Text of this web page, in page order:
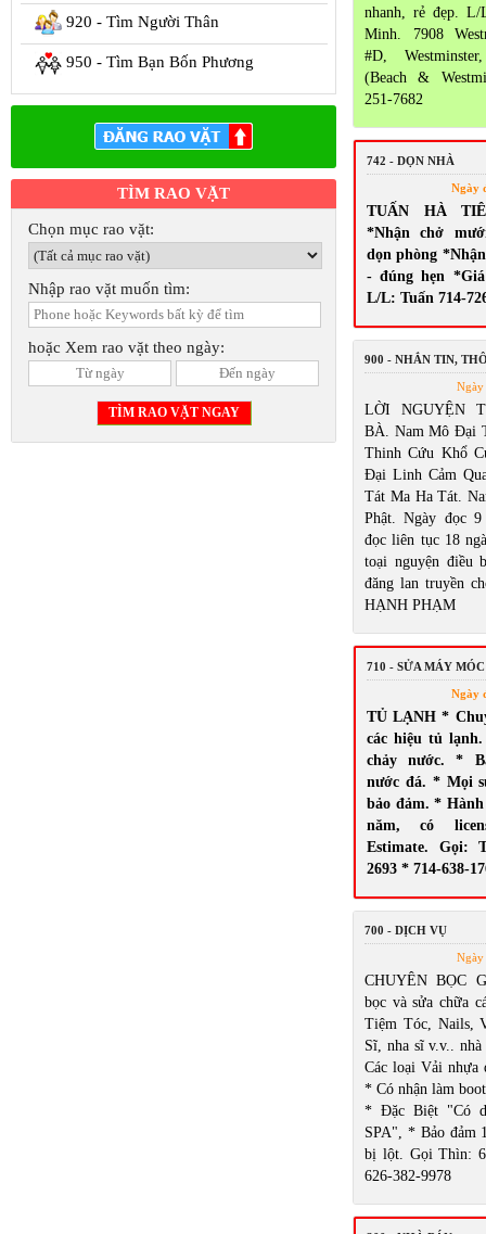
920 - Tìm Người Thân
950 - Tìm Bạn Bốn Phương
TÌM RAO VẶT
Chọn mục rao vặt:
Nhập rao vặt muốn tìm:
hoặc Xem rao vặt theo ngày:
nhanh, rẻ đẹp.
Minh. 7908
#D,
(Beach &
251-7682
742 - DỌN NHÀ
Ngày
TUẤN HÀ
*Nhận chở
dọn phòng
- đúng hẹn
L/L: Tuấn 714-
900 - NHẮN TIN,
Ngày
LỜI NGUYỆN
BÀ. Nam Mô Đại
Thinh Cứu Khổ
Đại Linh Cảm
Tát Ma Ha Tát.
Phật. Ngày đọc
đọc liên tục 18
toại nguyện điều
đăng lan truyền
HẠNH PHẠM
710 - SỬA MÁY MÓC
Ngày
TỦ LẠNH *
các hiệu tủ
chảy nước. *
nước đá. * Mọi
bảo đảm. *
năm, có
Estimate. Gọi:
2693 * 714-638-
700 - DỊCH VỤ
Ngày
CHUYÊN BỌC
bọc và sửa chữa
Tiệm Tóc, Nails,
Sĩ, nha sĩ v.v..
Các loại Vải nhựa
* Có nhận làm
* Đặc Biệt "Có
SPA", * Bảo đảm
bị lột. Gọi Thìn:
626-382-9978